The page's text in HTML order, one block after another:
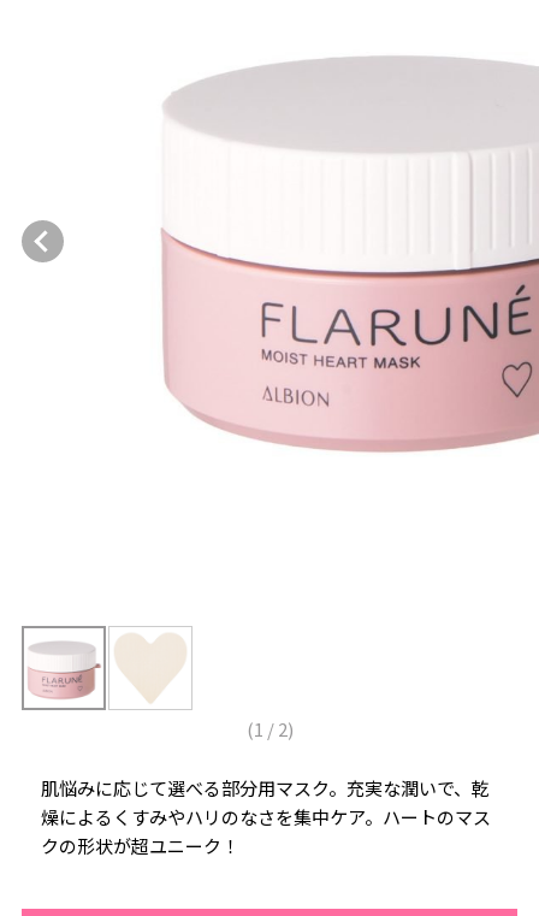
(1 /2)
肌悩みに応じて選べる部分用マスク。充実な潤いで、乾
燥によるくすみやハリのなさを集中ケア。ハートのマス
クの形状が超ユニーク！